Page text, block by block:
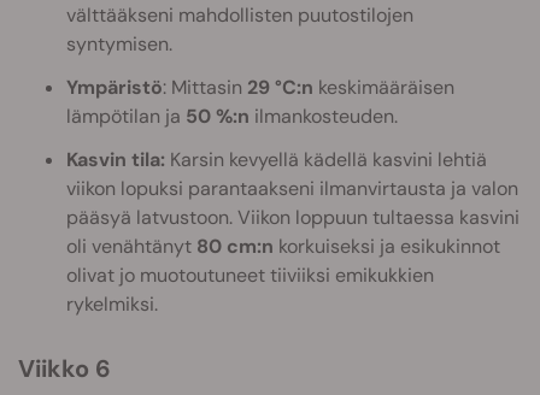
välttääkseni mahdollisten puutostilojen
syntymisen.
Ympäristö: Mittasin 29 °C:n keskimääräisen
lämpötilan ja 50 %:n ilmankosteuden.
Kasvin tila: Karsin kevyellä kädellä kasvini lehtiä
viikon lopuksi parantaakseni ilmanvirtausta ja valon
pääsyä latvustoon. Viikon loppuun tultaessa kasvini
oli venähtänyt 80 cm:n korkuiseksi ja esikukinnot
olivat jo muotoutuneet tiiviiksi emikukkien
rykelmiksi.
Viikko 6